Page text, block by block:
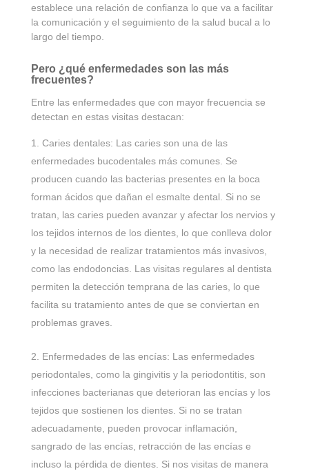
establece una relación de confianza lo que va a facilitar
la comunicación y el seguimiento de la salud bucal a lo
largo del tiempo.
Pero ¿qué enfermedades son las más
frecuentes?
Entre las enfermedades que con mayor frecuencia se
detectan en estas visitas destacan:
Caries dentales: Las caries son una de las
enfermedades bucodentales más comunes. Se
producen cuando las bacterias presentes en la boca
forman ácidos que dañan el esmalte dental. Si no se
tratan, las caries pueden avanzar y afectar los nervios y
los tejidos internos de los dientes, lo que conlleva dolor
y la necesidad de realizar tratamientos más invasivos,
como las endodoncias. Las visitas regulares al dentista
permiten la detección temprana de las caries, lo que
facilita su tratamiento antes de que se conviertan en
problemas graves.
Enfermedades de las encías: Las enfermedades
periodontales, como la gingivitis y la periodontitis, son
infecciones bacterianas que deterioran las encías y los
tejidos que sostienen los dientes. Si no se tratan
adecuadamente, pueden provocar inflamación,
sangrado de las encías, retracción de las encías e
incluso la pérdida de dientes. Si nos visitas de manera